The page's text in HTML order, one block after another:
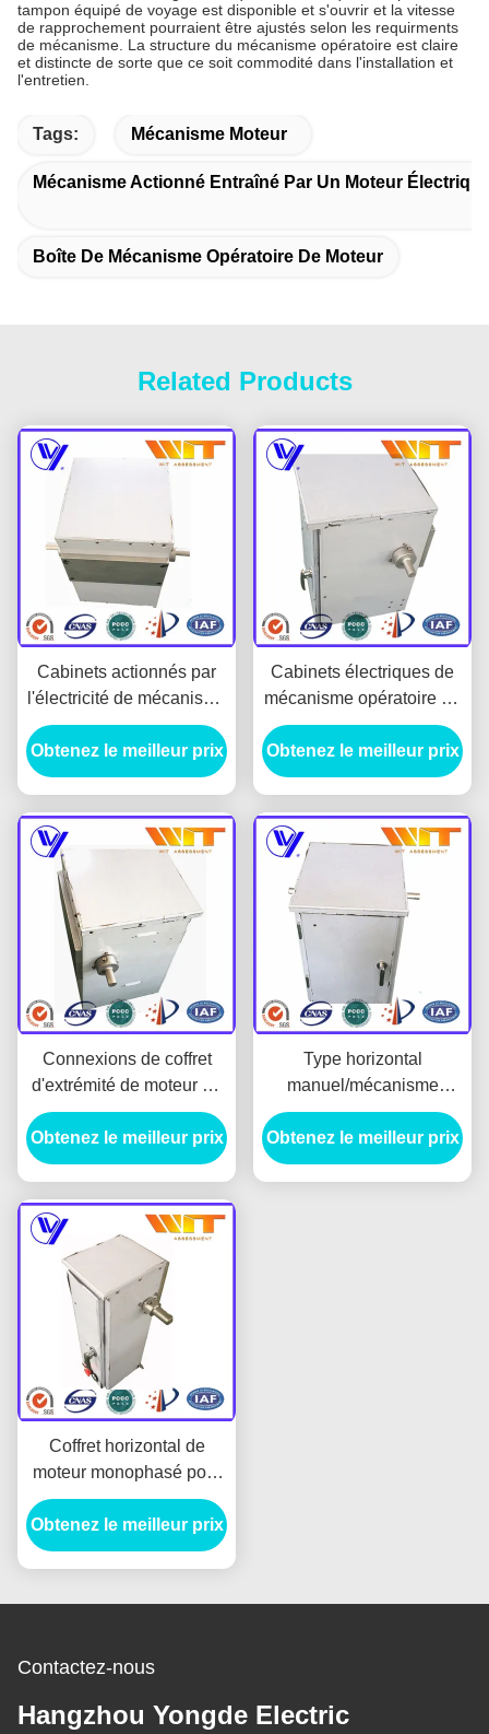
tampon équipé de voyage est disponible et s'ouvrir et la vitesse
de rapprochement pourraient être ajustés selon les requirments
de mécanisme. La structure du mécanisme opératoire est claire
et distincte de sorte que ce soit commodité dans l'installation et
l'entretien.
Tags: Mécanisme Moteur
Mécanisme Actionné Entraîné Par Un Moteur
Boîte De Mécanisme Opératoire De Moteur
Related Products
Cabinets actionnés par
l'électricité de mécanisme
moteur durable pour le
commutateur moyen de
mise à la terre de tension
Obtenez le meilleur prix
Cabinets électriques de
mécanisme opératoire de
moteur pour le
Disconnector de système
mv Swich
Obtenez le meilleur prix
Connexions de coffret
d'extrémité de moteur du
CEI pour le commutateur
extérieur de
mécanisme/Disconnector
Obtenez le meilleur prix
Type horizontal
manuel/mécanisme
opératoire de moteur
extérieur, de sortie
certification ISO9001
Obtenez le meilleur prix
Coffret horizontal de
moteur monophasé pour
la vitesse de sous-
station/commutateur
Obtenez le meilleur prix
Contactez-nous
Hangzhou Yongde Electric